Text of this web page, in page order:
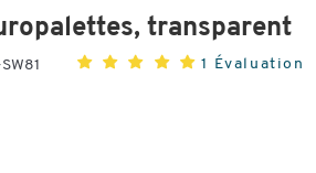
transparent
1 Évaluation